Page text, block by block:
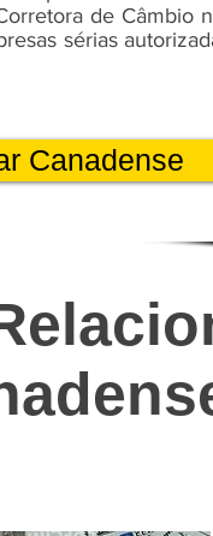
de Câmbio
sérias
Canadense